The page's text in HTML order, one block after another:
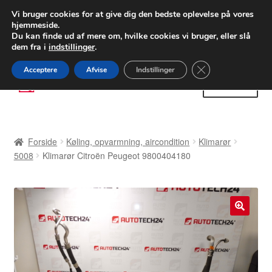
LEVERING fra 55 kr.
FEDEX verdensomspændende forsendelse
80 82 72 02
Spring
til
Spring
til
Betalinger
Klage
Klageprocedure
Forside Køling, opvarmning, aircondition
Klimarør
5008
Klimarør Citroën Peugeot 9800404180
🔍
Vi bruger cookies for at give dig den bedste oplevelse på vores
hjemmeside.
Du kan finde ud af mere om, hvilke cookies vi bruger, eller slå
dem fra i indstillinger.
Acceptere Afvise Indstillinger Close GDPR